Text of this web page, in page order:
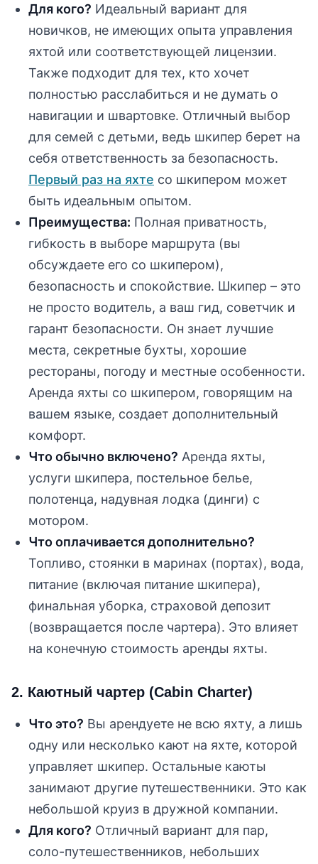
Для кого? Идеальный вариант для
новичков, не имеющих опыта управления
яхтой или соответствующей лицензии.
Также подходит для тех, кто хочет
полностью расслабиться и не думать о
навигации и швартовке. Отличный выбор
для семей с детьми, ведь шкипер берет на
себя ответственность за безопасность.
Первый раз на яхте со шкипером может
быть идеальным опытом.
Преимущества: Полная приватность,
гибкость в выборе маршрута (вы
обсуждаете его со шкипером),
безопасность и спокойствие. Шкипер – это
не просто водитель, а ваш гид, советчик и
гарант безопасности. Он знает лучшие
места, секретные бухты, хорошие
рестораны, погоду и местные особенности.
Аренда яхты со шкипером, говорящим на
вашем языке, создает дополнительный
комфорт.
Что обычно включено? Аренда яхты,
услуги шкипера, постельное белье,
полотенца, надувная лодка (динги) с
мотором.
Что оплачивается дополнительно?
Топливо, стоянки в маринах (портах), вода,
питание (включая питание шкипера),
финальная уборка, страховой депозит
(возвращается после чартера). Это влияет
на конечную стоимость аренды яхты.
2. Каютный чартер (Cabin Charter)
Что это? Вы арендуете не всю яхту, а лишь
одну или несколько кают на яхте, которой
управляет шкипер. Остальные каюты
занимают другие путешественники. Это как
небольшой круиз в дружной компании.
Для кого? Отличный вариант для пар,
соло-путешественников, небольших